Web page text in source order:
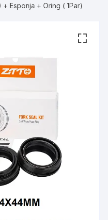
Esponja + Oring ( 1Par)